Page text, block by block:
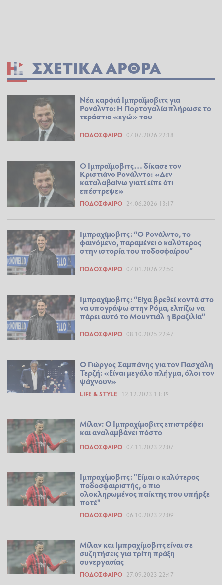
ΣΧΕΤΙΚΆ ΆΡΘΡΑ
Νέα καρφιά Ιμπραΐμοβιτς για
Ρονάλντο: Η Πορτογαλία πλήρωσε το
τεράστιο «εγώ» του
ΠΟΔΌΣΦΑΙΡΟ 07.07.2026 22:18
Ο Ιμπραΐμοβιτς… δίκασε τον
Κριστιάνο Ρονάλντο: «Δεν
καταλαβαίνω γιατί είπε ότι
επέστρεψε»
ΠΟΔΌΣΦΑΙΡΟ 24.06.2026 13:17
Iμπραχίμοβιτς: “Ο Ρονάλντο, το
φαινόμενο, παραμένει ο καλύτερος
στην ιστορία του ποδοσφαίρου”
ΠΟΔΌΣΦΑΙΡΟ 07.01.2026 22:50
Ιμπραχίμοβιτς: “Είχα βρεθεί κοντά στο
να υπογράψω στην Ρόμα, ελπίζω να
πάρει αυτό το Μουντιάλ η Βραζιλία”
ΠΟΔΌΣΦΑΙΡΟ 08.10.2025 22:47
Ο Γιώργος Σαμπάνης για τον Πασχάλη
Τερζή: «Είναι μεγάλο πλήγμα, όλοι τον
ψάχνουν»
LIFE & STYLE 12.12.2023 13:39
Μίλαν: Ο Ιμπραχίμοβιτς επιστρέφει
και αναλαμβάνει πόστο
ΠΟΔΌΣΦΑΙΡΟ 07.11.2023 22:07
Ιμπραχίμοβιτς: "Είμαι ο καλύτερος
ποδοσφαιριστής, ο πιο
ολοκληρωμένος παίκτης που υπήρξε
ποτέ"
ΠΟΔΌΣΦΑΙΡΟ 06.10.2023 22:09
Μίλαν και Ιμπραχίμοβιτς είναι σε
συζητήσεις για τρίτη πράξη
συνεργασίας
ΠΟΔΌΣΦΑΙΡΟ 27.09.2023 22:47